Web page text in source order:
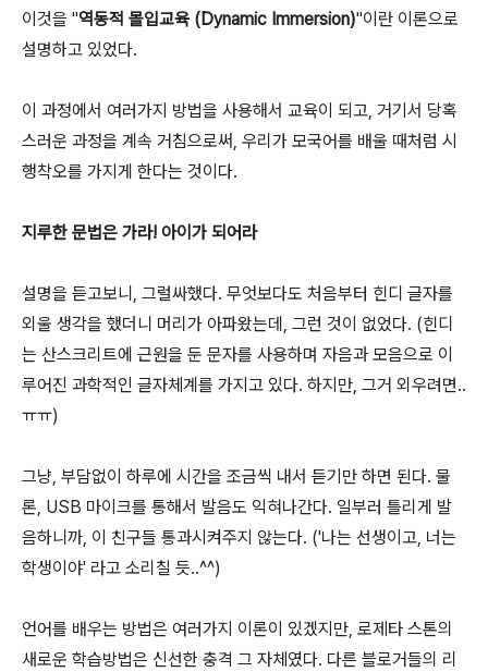
이것을 "역동적 몰입교육 (Dynamic Immersion)"이란 이론으로
설명하고 있었다.
이 과정에서 여러가지 방법을 사용해서 교육이 되고, 거기서 당혹
스러운 과정을 계속 거침으로써, 우리가 모국어를 배울 때처럼 시
행착오를 가지게 한다는 것이다.
지루한 문법은 가라! 아이가 되어라
설명을 듣고보니, 그럴싸했다. 무엇보다도 처음부터 힌디 글자를
외울 생각을 했더니 머리가 아파왔는데, 그런 것이 없었다. (힌디
는 산스크리트에 근원을 둔 문자를 사용하며 자음과 모음으로 이
루어진 과학적인 글자체계를 가지고 있다. 하지만, 그거 외우려면..
ㅠㅠ)
그냥, 부담없이 하루에 시간을 조금씩 내서 듣기만 하면 된다. 물
론, USB 마이크를 통해서 발음도 익혀나간다. 일부러 틀리게 발
음하니까, 이 친구들 통과시켜주지 않는다. ('나는 선생이고, 너는
학생이야' 라고 소리칠 듯..^^)
언어를 배우는 방법은 여러가지 이론이 있겠지만, 로제타 스톤의
새로운 학습방법은 신선한 충격 그 자체였다. 다른 블로거들의 리